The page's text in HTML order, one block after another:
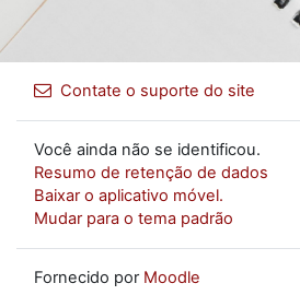
Contate o suporte do site
Você ainda não se identificou.
Resumo de retenção de dados
Baixar o aplicativo móvel.
Mudar para o tema padrão
Fornecido por Moodle